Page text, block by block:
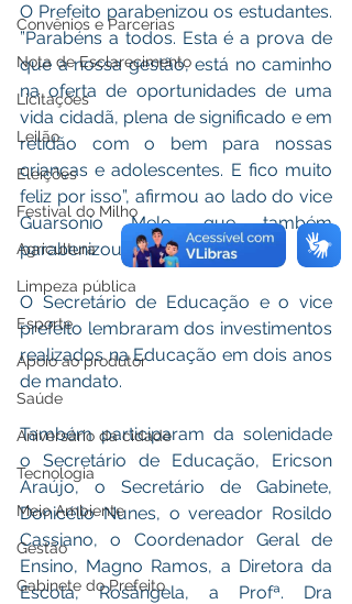
Convênios e Parcerias
Nota de Esclarecimento
Licitações
Leilão
Eleições
Festival do Milho
Agricultura
Limpeza pública
Esporte
Apoio ao produtor
Saúde
Aniversário da cidade
Tecnologia
Meio Ambiente
Gestão
Gabinete do Prefeito
O Prefeito parabenizou os estudantes.
”Parabéns a todos. Esta é a prova de
que a nossa gestão, está no caminho
na oferta de oportunidades de uma
vida cidadã, plena de significado e em
retidão com o bem para nossas
crianças e adolescentes. E fico muito
feliz por isso”, afirmou ao lado do vice
Guarsonio Melo, que também
parabenizou os educandos.
O Secretário de Educação e o vice
prefeito lembraram dos investimentos
realizados na Educação em dois anos
de mandato.
Também participaram da solenidade
o Secretário de Educação, Ericson
Araújo, o Secretário de Gabinete,
Donicélio Nunes, o vereador Rosildo
Cassiano, o Coordenador Geral de
Ensino, Magno Ramos, a Diretora da
Escola, Rosângela, a Profª. Dra